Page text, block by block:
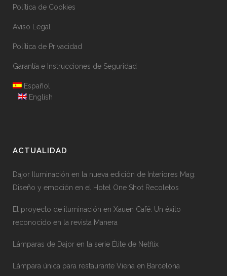
Política de Cookies
Aviso Legal
Política de Privacidad
Garantía e Instrucciones de Seguridad
Español
English
ACTUALIDAD
Dajor Iluminación en la nueva edición de Interiores Mag:
Diseño y emoción en el Hotel One Shot Recoletos
El proyecto de iluminación en Xauen Café: Un éxito
reconocido en la revista Manera
Lámparas de Dajor en la serie Élite de Netflix
Lámpara única para restaurante Viena en Barcelona